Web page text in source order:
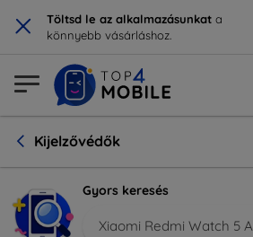
× Töltsd le az alkalmazásunkat a
könnyebb vásárláshoz.
Kijelzővédők
Gyors keresés
Xiaomi Redmi Watch 5